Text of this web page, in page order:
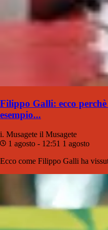
Filippo Galli: ecco
esempio...
i. Musagete il Musagete
1 agosto - 12:51 1 agosto
Ecco come Filippo Galli ha